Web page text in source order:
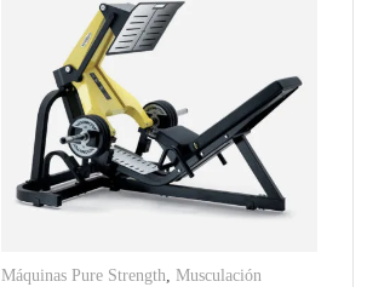
Máquinas Pure Strength, Musculación